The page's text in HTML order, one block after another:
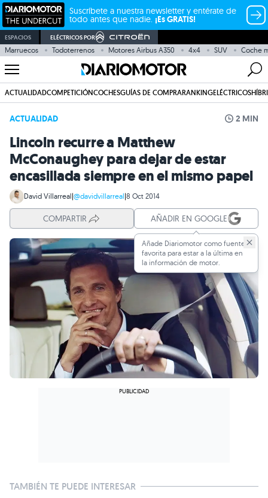
Suscríbete a nuestra newsletter y entérate de
todo antes que nadie. ¡Es GRATIS!
ESPACIOS ELÉCTRICOS POR
Marruecos Todoterrenos Motores Airbus A350 4x4 SUV Coche
ACTUALIDADCOMPETICIÓNCOCHESGUÍAS DE COMPRARANKINGELÉCTRICOS
ACTUALIDAD 2 MIN
Lincoln recurre a Matthew
McConaughey para dejar de estar
encasillada siempre en el mismo papel
David Villarreal|@davidvillarreal|8 Oct 2014
COMPARTIR AÑADIR EN GOOGLE
Añade Diariomotor como fuente
favorita para estar a la última en
la información de motor.
TAMBIÉN TE PUEDE INTERESAR